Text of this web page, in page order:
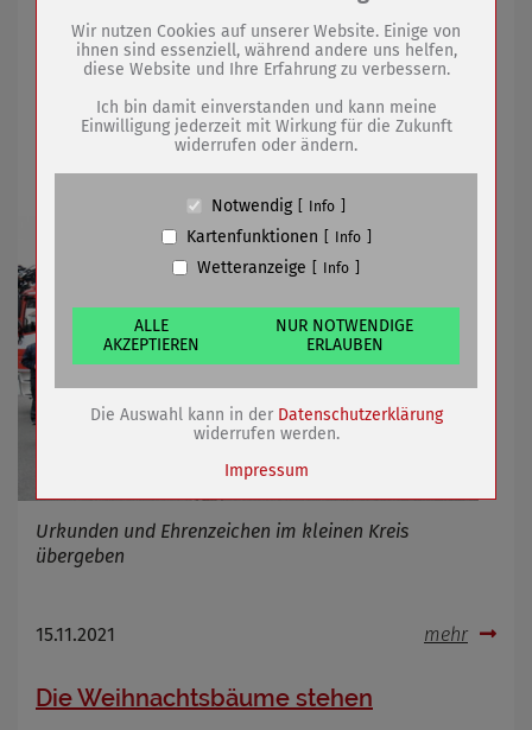
17.11.2021 mehr
Ehrungen und Beförderungen auf der
Urkunden und Ehrenzeichen im kleinen Kreis
übergeben
15.11.2021 mehr
Die Weihnachtsbäume stehen
Name
PHP Session Cookie
Anbieter
Eigentümer dieser Website (Wenko-
Wenselaar GmbH & Co. KG)
Absicherung Kontaktformular / SPAM
Cookiespeicherung Entscheidungscookie
Anbieter
Eigentümer dieser Website (Wenko-
Wenselaar GmbH & Co. KG)
Zweck
Speichert die Einstellungen der Besucher
bezüglich der Speicherung von Cookies.
Cookie Name
dywc
Cookie Laufzeit
1 Jahr
Name
Cookies die bei der Verwendung von
Cookie Name
Wir nutzen Cookies auf unserer Website. Einige von
ihnen sind essenziell, während andere uns helfen,
diese Website und Ihre Erfahrung zu verbessern.
Ich bin damit einverstanden und kann meine
Einwilligung jederzeit mit Wirkung für die Zukunft
widerrufen oder ändern.
Notwendig Info
Kartenfunktionen Info
Wetteranzeige Info
ALLE
AKZEPTIEREN
NUR NOTWENDIGE
ERLAUBEN
Die Auswahl kann in der Datenschutzerklärung
widerrufen werden.
Impressum